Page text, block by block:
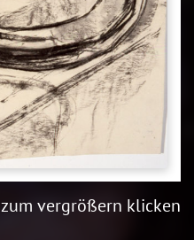
zum vergrößern klicken